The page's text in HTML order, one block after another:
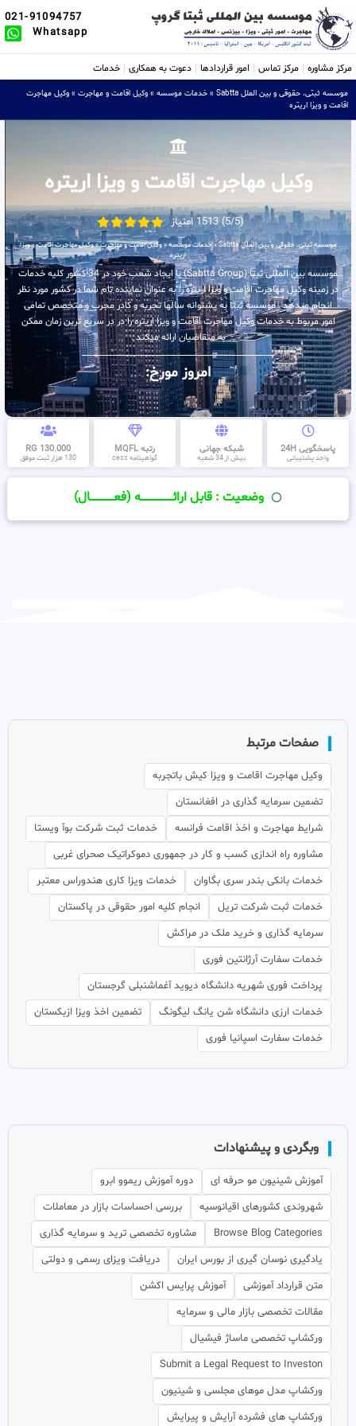
021-91094757
Whatsapp
مرکز مشاوره مرکز تماس امور قراردادها دعوت به همکاری خدمات
موسسه ثبتی، حقوقی و بین الملل Sabtta » خدمات موسسه » وکیل اقامت و مهاجرت » وکیل مهاجرت
اقامت و ویزا اریتره
وکیل مهاجرت اقامت و ویزا اریتره
(5/5) 1513 امتیاز
موسسه ثبتی، حقوقی و بین الملل Sabtta »خدمات موسسه»وکیل اقامت و مهاجرت»وکیل مهاجرت اقامت و ویزا
اریتره
موسسه بین المللی ثبتا (Sabtta Group) با ایجاد شعب خود در 34 کشور کلیه خدمات
در زمینه وکیل مهاجرت اقامت و ویزا اریتره را به عنوان نماینده تام شما در کشور مورد نظر
انجام میدهد . موسسه ثبتا به پشتوانه سالها تجربه و کادر مجرب و متخصص تمامی
امور مربوط به خدمات وکیل مهاجرت اقامت و ویزا اریتره را در در سریع ترین زمان ممکن
به متقاضیان ارائه میکند .
امروز مورخ:
پاسخگویی 24H
واحد پشتیبانی
شبکه جهانی
بیش از 34 شعبه
رتبه MQFL
گواهینامه cess
130.000 RG
130 هزار ثبت موفق
وضعیت : قابل ارائــــــــــــــــــــه (فعـــــــــــــــال)
صفحات مرتبط
وکیل مهاجرت اقامت و ویزا کیش باتجربه
تضمین سرمایه گذاری در افغانستان
شرایط مهاجرت و اخذ اقامت فرانسه
خدمات ثبت شرکت بوآ ویستا
مشاوره راه اندازی کسب و کار در جمهوری دموکراتیک صحرای غربی
خدمات بانکی بندر سری بگاوان
خدمات ویزا کاری هندوراس معتبر
خدمات ثبت شرکت تریل
انجام کلیه امور حقوقی در پاکستان
سرمایه گذاری و خرید ملک در مراکش
خدمات سفارت آرژانتین فوری
پرداخت فوری شهریه دانشگاه دیوید آغماشنبلی گرجستان
خدمات ارزی دانشگاه شن یانگ لیگونگ
تضمین اخذ ویزا ازبکستان
خدمات سفارت اسپانیا فوری
وبگردی و پیشنهادات
آموزش شینیون مو حرفه ای
دوره آموزش ریموو ابرو
شهروندی کشورهای اقیانوسیه
بررسی احساسات بازار در معاملات
Browse Blog Categories
مشاوره تخصصی ترید و سرمایه گذاری
یادگیری نوسان گیری از بورس ایران
دریافت ویزای رسمی و دولتی
متن قرارداد آموزشی
آموزش پرایس اکشن
مقالات تخصصی بازار مالی و سرمایه
ورکشاپ تخصصی ماساژ فیشیال
Submit a Legal Request to Investon
ورکشاپ مدل موهای مجلسی و شینیون
ورکشاپ های فشرده آرایش و پیرایش